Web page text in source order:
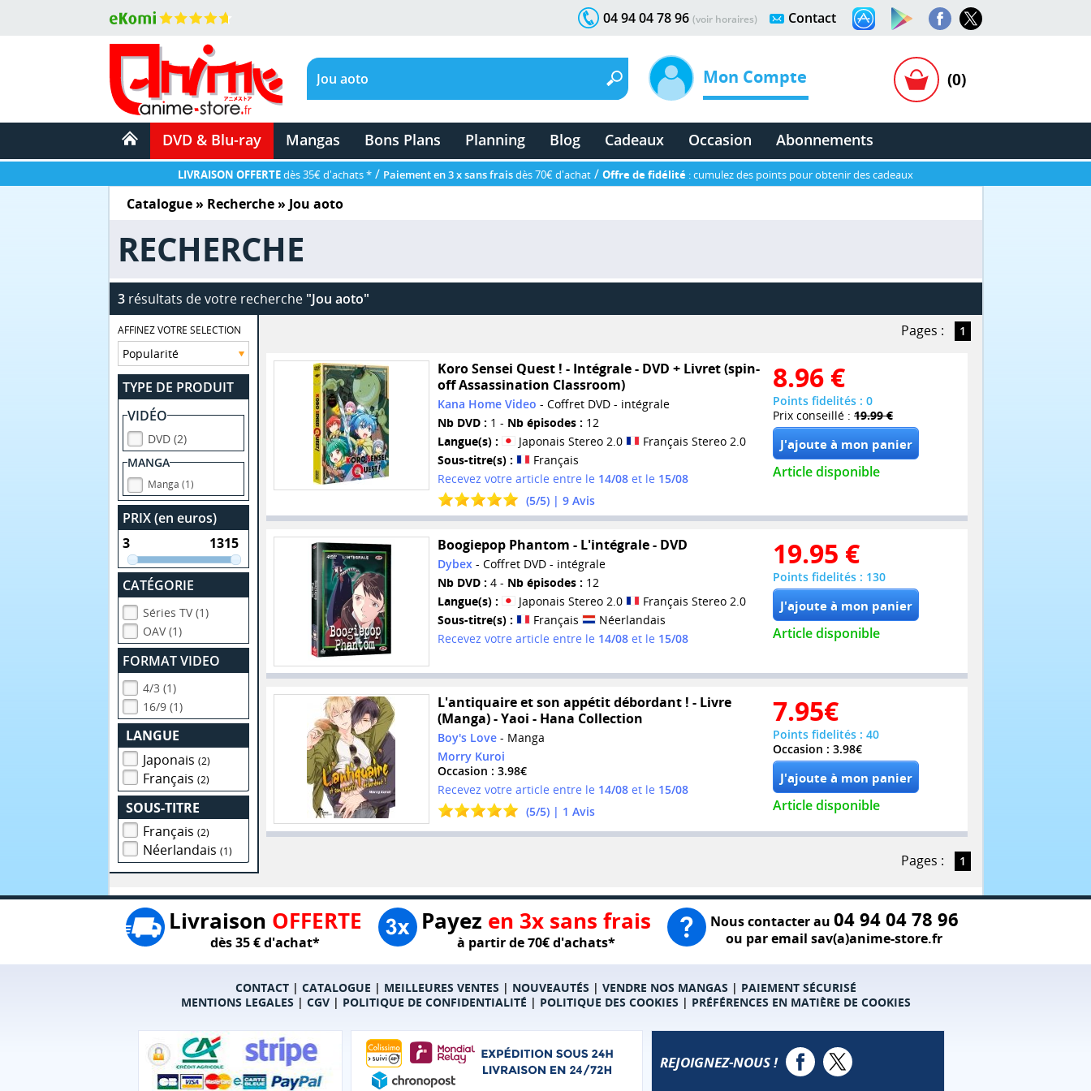
Contact
04 94 04 78 96 (voir horaires)
Mon Compte (0)
DVD & Blu-ray Mangas Bons Plans Planning Blog Cadeaux Occasion Abonnements
LIVRAISON OFFERTEdès 35€ d'achats * / Paiement en 3 x sans fraisdès 70€ d'achat / Offre de fidélité : cumulez des points pour obtenir des cadeaux
Catalogue» Recherche » Jou aoto
RECHERCHE
3résultats de votre recherche "Jou aoto"
AFFINEZ VOTRE SELECTION
TYPE DE PRODUIT
VIDÉO
DVD (2)
MANGA
Manga (1)
PRIX (en euros)
CATÉGORIE
Séries TV (1)
OAV (1)
FORMAT VIDEO
4/3 (1)
16/9 (1)
LANGUE
Japonais(2)
Français(2)
SOUS-TITRE
Français(2)
Néerlandais(1)
Pages : 1
Koro Sensei Quest ! - Intégrale - DVD + Livret (spin-
off Assassination Classroom)
Kana Home Video - Coffret DVD - intégrale
Nb DVD : 1 - Nb épisodes : 12
Langue(s) :
Japonais Stereo 2.0
Français Stereo 2.0
Sous-titre(s) :
Français
Recevez votre article entre le 14/08et le 15/08
(5/5) | 9Avis
8.96 €
Points fidelités : 0
Prix conseillé : 19.99 €
Article disponible
Boogiepop Phantom - L'intégrale - DVD
Dybex- Coffret DVD - intégrale
Nb DVD : 4 - Nb épisodes : 12
Langue(s) :
Japonais Stereo 2.0
Français Stereo 2.0
Sous-titre(s) :
Français
Néerlandais
Recevez votre article entre le 14/08et le 15/08
19.95 €
Points fidelités : 130
Article disponible
L'antiquaire et son appétit débordant ! - Livre
(Manga) - Yaoi - Hana Collection
Boy's Love- Manga
Morry Kuroi
Occasion : 3.98€
Recevez votre article entre le 14/08et le 15/08
(5/5) | 1 Avis
7.95€
Points fidelités : 40
Occasion : 3.98€
Article disponible
Pages : 1
Livraison OFFERTE
dès 35 € d'achat*
Payez en 3x sans frais
à partir de 70€ d'achats*
Nous contacter au 04 94 04 78 96
ou par email sav(a)anime-store.fr
CONTACT| CATALOGUE | MEILLEURES VENTES | NOUVEAUTÉS | VENDRE NOS MANGAS | PAIEMENT SÉCURISÉ
MENTIONS LEGALES | CGV| POLITIQUE DE CONFIDENTIALITÉ | POLITIQUE DES COOKIES | PRÉFÉRENCES EN MATIÈRE DE COOKIES
REJOIGNEZ-NOUS !